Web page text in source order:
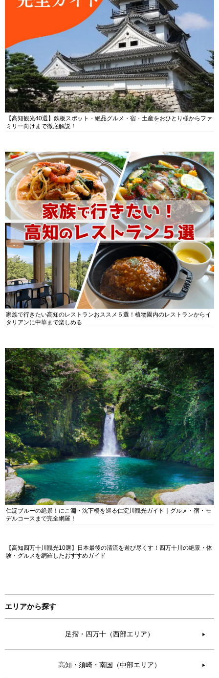
【高知観光40選】鉄板スポット・絶品グルメ・宿・土産をおひとり様からファ
ミリー向けまで徹底解説！
家族で行きたい高知のレストランおススメ５選！植物園内のレストランからイ
タリアンに中華まで楽しめる
仁淀ブルーの絶景！にこ淵・沈下橋を巡る仁淀川観光ガイド｜グルメ・宿・モ
デルコースまで完全網羅！
【高知四万十川観光10選】日本最後の清流を遊び尽くす！四万十川の絶景・体
験・グルメを網羅したおすすめガイド
エリアから探す
足摺・四万十（西部エリア） ▶︎
高知・須崎・南国（中部エリア） ▶︎